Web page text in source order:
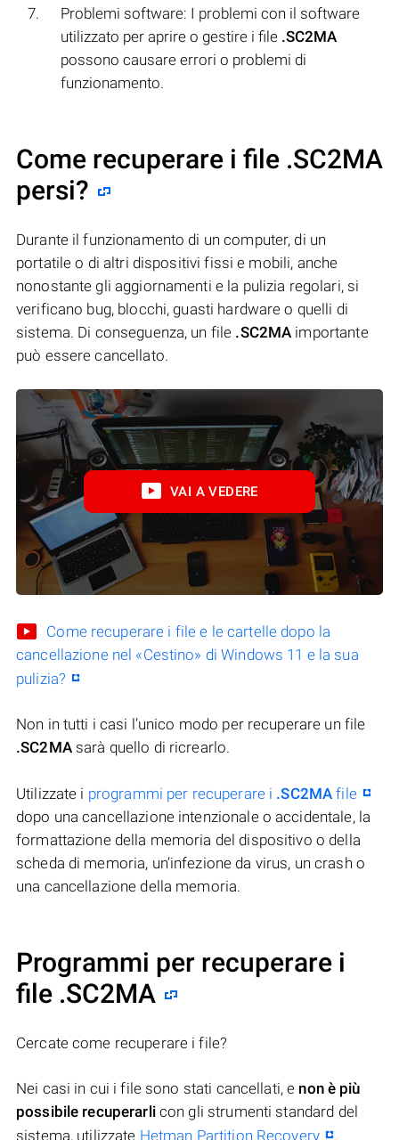
Problemi software: I problemi con il software
utilizzato per aprire o gestire i file .SC2MA
possono causare errori o problemi di
funzionamento.
Come recuperare i file .SC2MA
persi?
Durante il funzionamento di un computer, di un
portatile o di altri dispositivi fissi e mobili, anche
nonostante gli aggiornamenti e la pulizia regolari, si
verificano bug, blocchi, guasti hardware o quelli di
sistema. Di conseguenza, un file .SC2MA importante
può essere cancellato.
VAI A VEDERE
Come recuperare i file e le cartelle dopo la
cancellazione nel «Cestino» di Windows 11 e la sua
pulizia?
Non in tutti i casi l’unico modo per recuperare un file
.SC2MAsarà quello di ricrearlo.
Utilizzate i programmi per recuperare i .SC2MA file
dopo una cancellazione intenzionale o accidentale, la
formattazione della memoria del dispositivo o della
scheda di memoria, un’infezione da virus, un crash o
una cancellazione della memoria.
Programmi per recuperare i
file .SC2MA
Cercate come recuperare i file?
Nei casi in cui i file sono stati cancellati, e non è più
possibile recuperarlicon gli strumenti standard del
sistema, utilizzate Hetman Partition Recovery .